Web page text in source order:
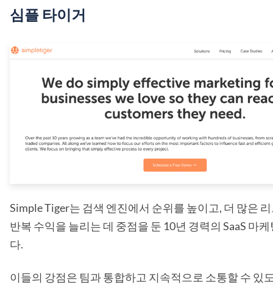
심플 타이거
Simple Tiger는 검색 엔진에서 순위를 높이고, 더 많은
반복 수익을 늘리는 데 중점을 둔 10년 경력의 SaaS 마
다.
이들의 강점은 팀과 통합하고 지속적으로 소통할 수 있